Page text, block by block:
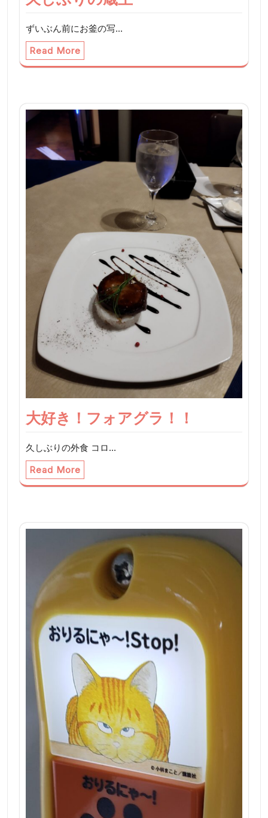
ずいぶん前にお釜の写…
Read More
大好き！フォアグラ！！
久しぶりの外食 コロ…
Read More